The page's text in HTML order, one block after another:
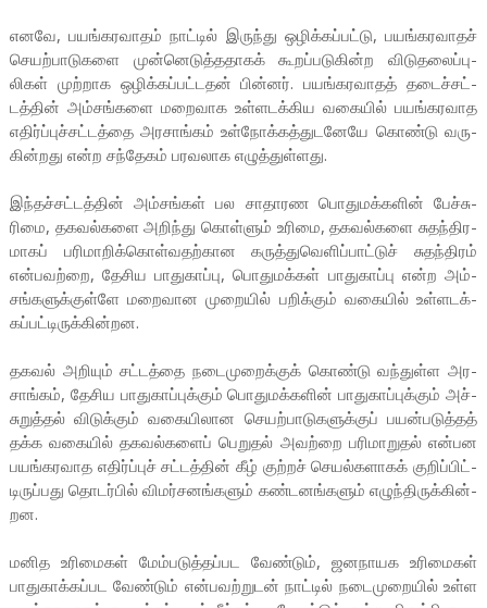
எனவே, பயங்­க­ர­வாதம் நாட்டில் இருந்து ஒழிக்­கப்­பட்டு, பயங்­க­ர­வாதச்
செயற்­பா­டு­களை முன்­னெ­டுத்­த­தாகக் கூறப்­ப­டு­கின்ற விடு­த­லைப்­பு­
லிகள் முற்­றாக ஒழிக்­கப்­பட்­டதன் பின்னர். பயங்­க­ர­வாதத் தடைச்­சட்­
டத்தின் அம்­சங்­களை மறை­வாக உள்­ள­டக்­கிய வகையில் பயங்­க­ர­வாத
எதிர்ப்­புச்­சட்­டத்தை அர­சாங்கம் உள்­நோக்­கத்­து­ட­னேயே கொண்டு வரு­
கின்­றது என்ற சந்­தேகம் பர­வ­லாக எழுத்­துள்­ளது.
இந்­தச்­சட்­டத்தின் அம்­சங்கள் பல சாதா­ரண பொது­மக்­களின் பேச்­சு­
ரிமை, தக­வல்­களை அறிந்து கொள்ளும் உரிமை, தக­வல்­களை சுதந்­தி­ர­
மாகப் பரி­மா­றிக்­கொள்­வ­தற்­கான கருத்­து­வெ­ளிப்­பாட்டுச் சுதந்­திரம்
என்­ப­வற்றை, தேசிய பாது­காப்பு, பொது­மக்கள் பாது­காப்பு என்ற அம்­
சங்­க­ளுக்­குள்ளே மறை­வான முறையில் பறிக்கும் வகையில் உள்­ள­டக்­
கப்­பட்­டி­ருக்­கின்­றன.
தகவல் அறியும் சட்­டத்தை நடை­மு­றைக்குக் கொண்டு வந்­துள்ள அர­
சாங்கம், தேசிய பாது­காப்­புக்கும் பொது­மக்­களின் பாது­காப்­புக்கும் அச்­
சு­றுத்தல் விடுக்கும் வகை­யி­லான செயற்­பா­டு­க­ளுக்குப் பயன்­ப­டுத்தத்
தக்க வகையில் தக­வல்­களைப் பெறுதல் அவற்றை பரி­மா­றுதல் என்­பன
பயங்­க­ர­வாத எதிர்ப்புச் சட்­டத்தின் கீழ் குற்றச் செயல்­க­ளாகக் குறிப்­பிட்­
டி­ருப்­பது தொடர்பில் விமர்­ச­னங்­களும் கண்­ட­னங்­களும் எழுந்­தி­ருக்­கின்­
றன.
மனித உரி­மைகள் மேம்­ப­டுத்­தப்­பட வேண்டும், ஜன­நா­யக உரி­மைகள்
பாது­காக்­கப்­பட வேண்டும் என்­ப­வற்­றுடன் நாட்டில் நடை­மு­றையில் உள்ள